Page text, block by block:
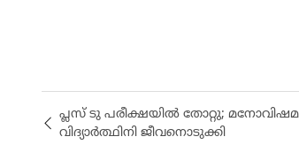
പ്ലസ് ടു പരീക്ഷയിൽ തോറ്റു;
വിദ്യാർത്ഥിനി ജീവനൊടുക്കി